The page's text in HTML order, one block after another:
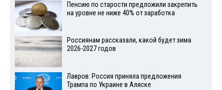
Пенсию по старости предложили закрепить
на уровне не ниже 40% от заработка
Россиянам рассказали, какой будет зима
2026-2027 годов
Лавров: Россия приняла предложения
Трампа по Украине в Аляске